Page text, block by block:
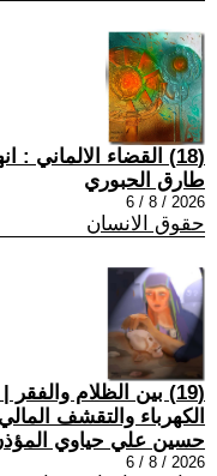
(18) القضاء الالماني : انها حقوق طفولة فلا تقتلوها
طارق الحبوري
2026 / 8 / 6
حقوق الانسان
(19) بين الظلام
الكهرباء والتقشف
حسين علي حياوي
2026 / 8 / 6